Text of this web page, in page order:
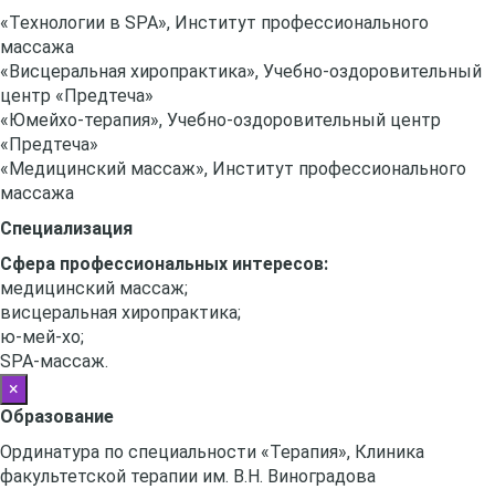
«Технологии в SPA», Институт профессионального
массажа
«Висцеральная хиропрактика», Учебно-оздоровительный
центр «Предтеча»
«Юмейхо-терапия», Учебно-оздоровительный центр
«Предтеча»
«Медицинский массаж», Институт профессионального
массажа
Специализация
Сфера профессиональных интересов:
медицинский массаж;
висцеральная хиропрактика;
ю-мей-хо;
SPA-массаж.
×
Образование
Ординатура по специальности «Терапия», Клиника
факультетской терапии им. В.Н. Виноградова